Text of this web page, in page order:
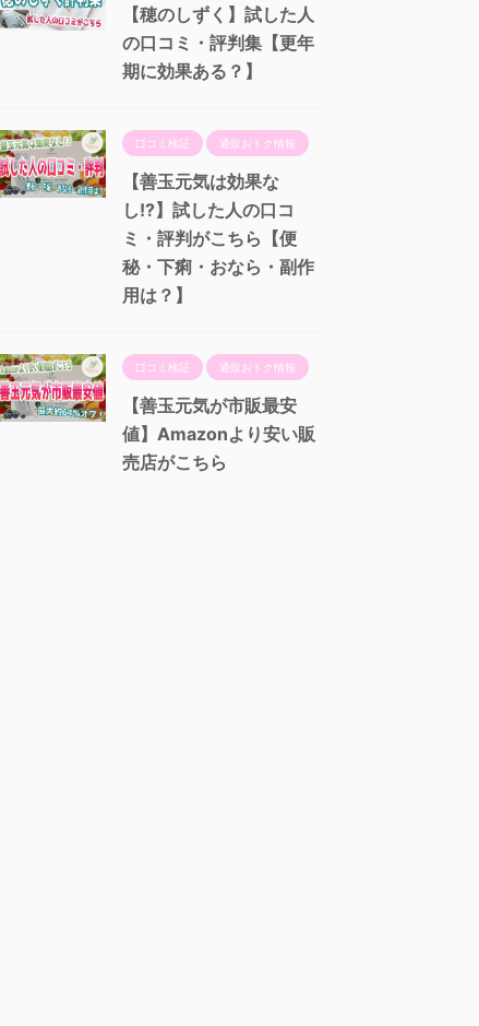
【穂のしずく】試した人
の口コミ・評判集【更年
期に効果ある？】
口コミ検証 通販おトク情報
【善玉元気は効果な
し!?】試した人の口コ
ミ・評判がこちら【便
秘・下痢・おなら・副作
用は？】
口コミ検証 通販おトク情報
【善玉元気が市販最安
値】Amazonより安い販
売店がこちら